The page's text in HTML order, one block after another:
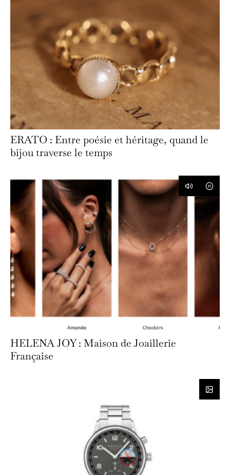
ERATO : Entre poésie et héritage, quand le
bijou traverse le temps
HELENA JOY : Maison de Joaillerie
Française